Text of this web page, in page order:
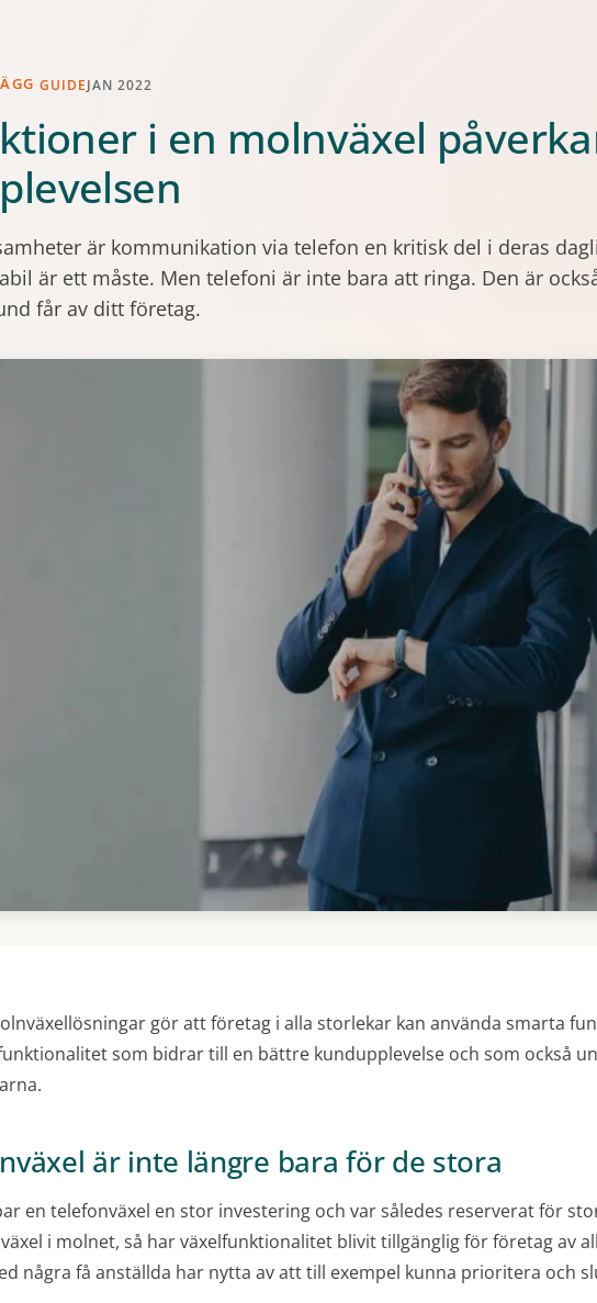
GUIDEJAN 2022
i en molnväxel
är kommunikation via telefon en kritisk del i deras
är ett måste. Men telefoni är inte bara att ringa. Den är
får av ditt företag.
gör att företag i alla storlekar kan använda smarta
som bidrar till en bättre kundupplevelse och som också
är inte längre bara för de stora
en telefonväxel en stor investering och var således reserverat för
i molnet, så har växelfunktionalitet blivit tillgänglig för företag av
några få anställda har nytta av att till exempel kunna prioritera och